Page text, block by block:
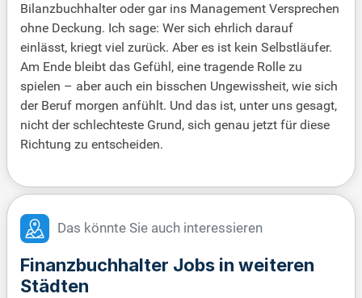
Bilanzbuchhalter oder gar ins Management Versprechen
ohne Deckung. Ich sage: Wer sich ehrlich darauf
einlässt, kriegt viel zurück. Aber es ist kein Selbstläufer.
Am Ende bleibt das Gefühl, eine tragende Rolle zu
spielen – aber auch ein bisschen Ungewissheit, wie sich
der Beruf morgen anfühlt. Und das ist, unter uns gesagt,
nicht der schlechteste Grund, sich genau jetzt für diese
Richtung zu entscheiden.
Das könnte Sie auch interessieren
Finanzbuchhalter Jobs in weiteren
Städten